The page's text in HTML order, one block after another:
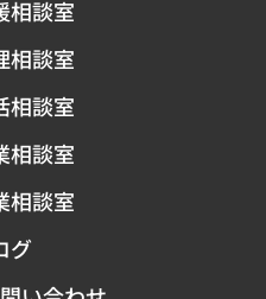
相談室
相談室
相談室
相談室
相談室
グ